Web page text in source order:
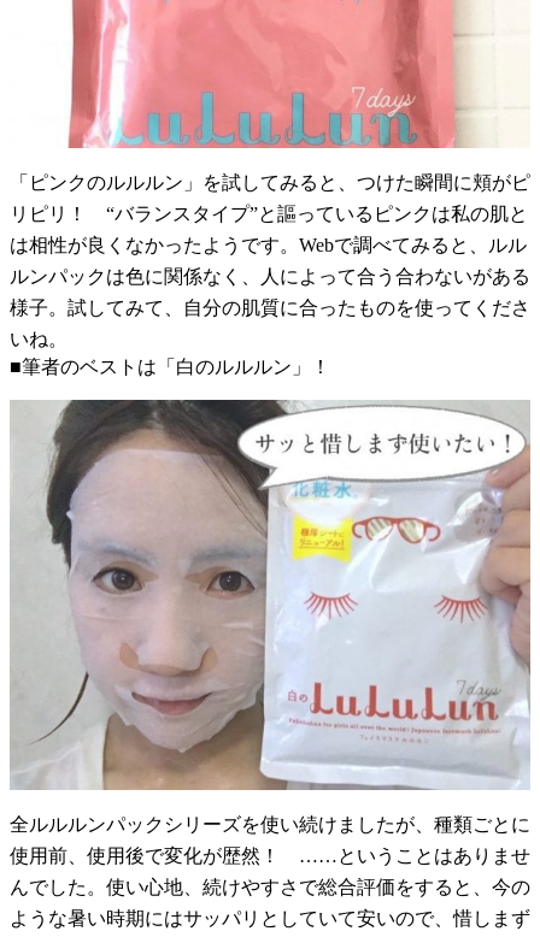
「ピンクのルルルン」を試してみると、つけた瞬間に頬がピ
リピリ！ “バランスタイプ”と謳っているピンクは私の肌と
は相性が良くなかったようです。Webで調べてみると、ルル
ルンパックは色に関係なく、人によって合う合わないがある
様子。試してみて、自分の肌質に合ったものを使ってくださ
いね。
■筆者のベストは「白のルルルン」！
全ルルルンパックシリーズを使い続けましたが、種類ごとに
使用前、使用後で変化が歴然！ ……ということはありませ
んでした。使い心地、続けやすさで総合評価をすると、今の
ような暑い時期にはサッパリとしていて安いので、惜しまず